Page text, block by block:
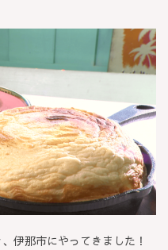
伊那市にやってきました！